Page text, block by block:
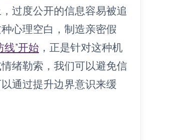
过度公开的信息容易被追
心理空白，制造亲密假
线”开始 ，正是针对这种机
绪勒索，我们可以避免信
通过提升边界意识来缓